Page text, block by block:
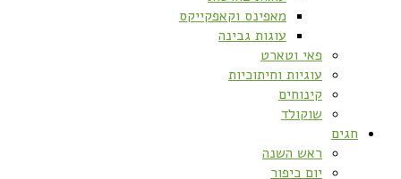
מאפינס וקאפקייקס
עוגות גבינה
פאי וטארט
עוגיות וחיתוכיות
קינוחים
שוקולד
חגים
ראש השנה
יום כיפור